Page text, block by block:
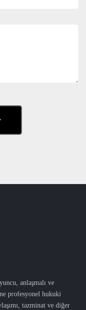
anlaşmalı ve
profesyonel hukuki
tazminat ve diğer